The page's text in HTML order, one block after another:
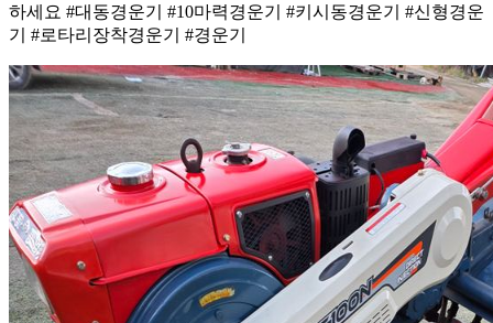
하세요 #대동경운기 #10마력경운기 #키시동경운기 #신형경운
기 #로타리장착경운기 #경운기